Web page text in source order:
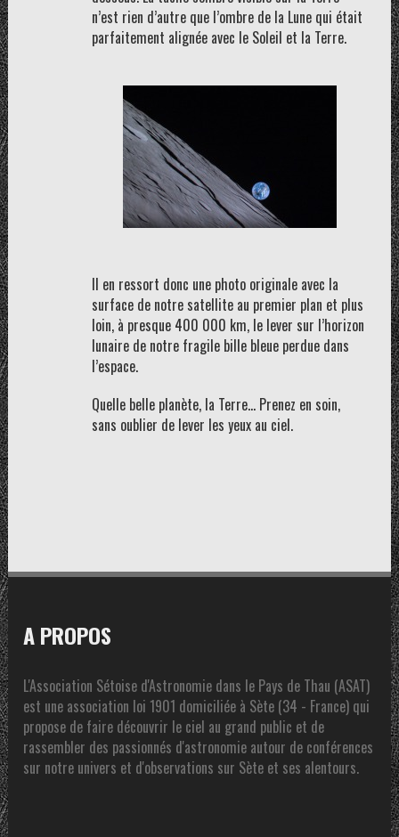
n’est rien d’autre que l’ombre de la Lune qui était
parfaitement alignée avec le Soleil et la Terre.
Il en ressort donc une photo originale avec la
surface de notre satellite au premier plan et plus
loin, à presque 400 000 km, le lever sur l’horizon
lunaire de notre fragile bille bleue perdue dans
l’espace.
Quelle belle planète, la Terre… Prenez en soin,
sans oublier de lever les yeux au ciel.
A PROPOS
L'Association Sétoise d'Astronomie dans le Pays de Thau (ASAT)
est une association loi 1901 domiciliée à Sète (34 - France) qui
propose de faire découvrir le ciel au grand public et de
rassembler des passionnés d'astronomie autour de conférences
sur notre univers et d'observations sur Sète et ses alentours.